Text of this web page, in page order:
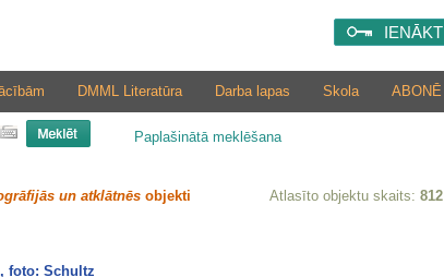
IENĀKT
ABONĒ
Skola
Darba lapas
DMML Literatūra
Paplašinātā meklēšana
un atklātnēsobjekti Atlasīto objektu skaits: 812
foto: Schultz